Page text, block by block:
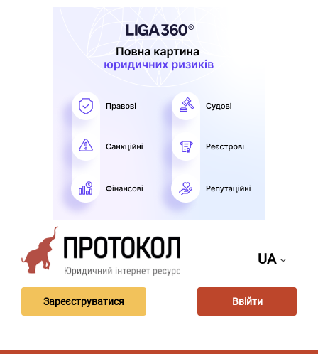
UA
Зареєструватися Ввійти